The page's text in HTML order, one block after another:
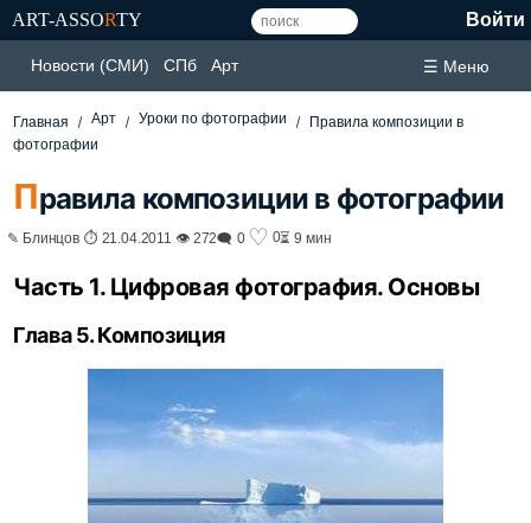
ART-ASSORTY Войти
Новости (СМИ) СПб Арт ☰ Меню
Главная Арт Уроки по фотографии
Правила композиции в
фотографии
Правила композиции в фотографии
✎ Блинцов ⏱ 21.04.2011 👁 272🗨 0 ♡ 0⏳ 9 мин
Часть 1. Цифровая фотография. Основы
Глава 5. Композиция